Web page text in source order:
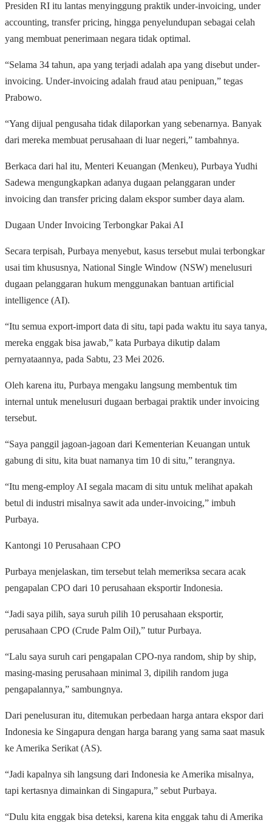
Presiden RI itu lantas menyinggung praktik under-invoicing, under
accounting, transfer pricing, hingga penyelundupan sebagai celah
yang membuat penerimaan negara tidak optimal.
“Selama 34 tahun, apa yang terjadi adalah apa yang disebut under-
invoicing. Under-invoicing adalah fraud atau penipuan,” tegas
Prabowo.
“Yang dijual pengusaha tidak dilaporkan yang sebenarnya. Banyak
dari mereka membuat perusahaan di luar negeri,” tambahnya.
Berkaca dari hal itu, Menteri Keuangan (Menkeu), Purbaya Yudhi
Sadewa mengungkapkan adanya dugaan pelanggaran under
invoicing dan transfer pricing dalam ekspor sumber daya alam.
Dugaan Under Invoicing Terbongkar Pakai AI
Secara terpisah, Purbaya menyebut, kasus tersebut mulai terbongkar
usai tim khususnya, National Single Window (NSW) menelusuri
dugaan pelanggaran hukum menggunakan bantuan artificial
intelligence (AI).
“Itu semua export-import data di situ, tapi pada waktu itu saya tanya,
mereka enggak bisa jawab,” kata Purbaya dikutip dalam
pernyataannya, pada Sabtu, 23 Mei 2026.
Oleh karena itu, Purbaya mengaku langsung membentuk tim
internal untuk menelusuri dugaan berbagai praktik under invoicing
tersebut.
“Saya panggil jagoan-jagoan dari Kementerian Keuangan untuk
gabung di situ, kita buat namanya tim 10 di situ,” terangnya.
“Itu meng-employ AI segala macam di situ untuk melihat apakah
betul di industri misalnya sawit ada under-invoicing,” imbuh
Purbaya.
Kantongi 10 Perusahaan CPO
Purbaya menjelaskan, tim tersebut telah memeriksa secara acak
pengapalan CPO dari 10 perusahaan eksportir Indonesia.
“Jadi saya pilih, saya suruh pilih 10 perusahaan eksportir,
perusahaan CPO (Crude Palm Oil),” tutur Purbaya.
“Lalu saya suruh cari pengapalan CPO-nya random, ship by ship,
masing-masing perusahaan minimal 3, dipilih random juga
pengapalannya,” sambungnya.
Dari penelusuran itu, ditemukan perbedaan harga antara ekspor dari
Indonesia ke Singapura dengan harga barang yang sama saat masuk
ke Amerika Serikat (AS).
“Jadi kapalnya sih langsung dari Indonesia ke Amerika misalnya,
tapi kertasnya dimainkan di Singapura,” sebut Purbaya.
“Dulu kita enggak bisa deteksi, karena kita enggak tahu di Amerika